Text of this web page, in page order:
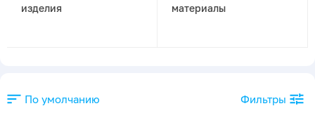
изделия
материалы
По умолчанию Фильтры